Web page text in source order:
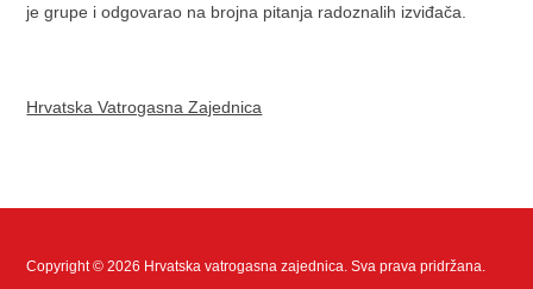
je grupe i odgovarao na brojna pitanja radoznalih izviđača.
Hrvatska Vatrogasna Zajednica
Copyright © 2026 Hrvatska vatrogasna zajednica. Sva prava pridržana.